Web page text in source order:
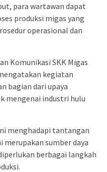
para wartawan dapat
produksi migas yang
operasional dan
Komunikasi SKK Migas
kegiatan
bagian dari upaya
mengenai industri hulu
menghadapi tantangan
merupakan sumber daya
berbagai langkah